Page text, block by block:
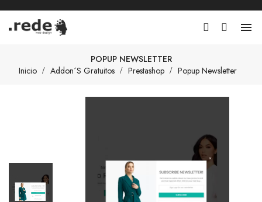

POPUP NEWSLETTER
Inicio
Addon´s Gratuitos Prestashop Popup Newsletter